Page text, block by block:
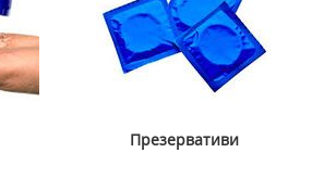
Презервативи